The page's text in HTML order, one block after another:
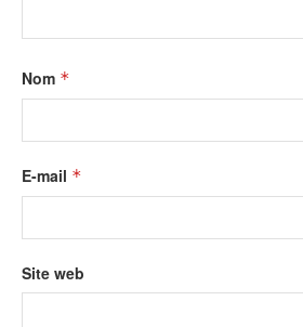
Nom *
E-mail *
Site web